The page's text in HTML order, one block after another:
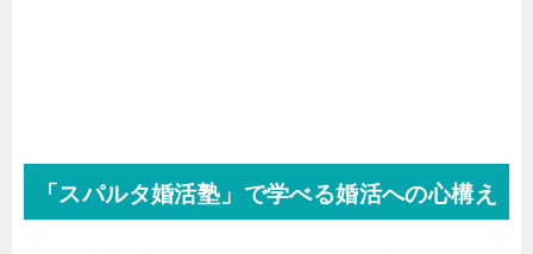
「スパルタ婚活塾」で学べる婚活への心構え